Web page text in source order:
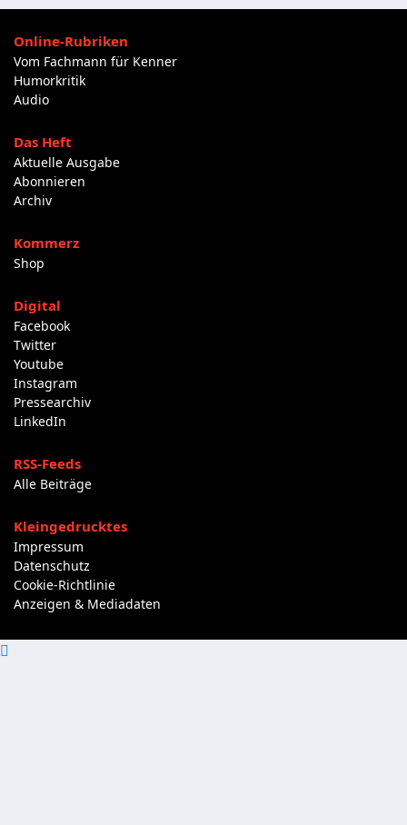
Online-Rubriken
Vom Fachmann für Kenner
Humorkritik
Audio
Das Heft
Aktuelle Ausgabe
Abonnieren
Archiv
Kommerz
Shop
Digital
Facebook
Twitter
Youtube
Instagram
Pressearchiv
LinkedIn
RSS-Feeds
Alle Beiträge
Kleingedrucktes
Impressum
Datenschutz
Cookie-Richtlinie
Anzeigen & Mediadaten